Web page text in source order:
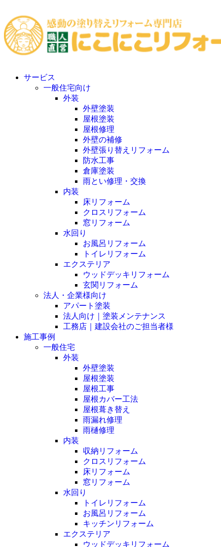
サービス
一般住宅向け
外装
外壁塗装
屋根塗装
屋根修理
外壁の補修
外壁張り替えリフォーム
防水工事
倉庫塗装
雨とい修理・交換
内装
床リフォーム
クロスリフォーム
窓リフォーム
水回り
お風呂リフォーム
トイレリフォーム
エクステリア
ウッドデッキリフォーム
玄関リフォーム
法人・企業様向け
アパート塗装
法人向け｜塗装メンテナンス
工務店｜建設会社のご担当者様
施工事例
一般住宅
外装
外壁塗装
屋根塗装
屋根工事
屋根カバー工法
屋根葺き替え
雨漏れ修理
雨樋修理
内装
収納リフォーム
クロスリフォーム
床リフォーム
窓リフォーム
水回り
トイレリフォーム
お風呂リフォーム
キッチンリフォーム
エクステリア
ウッドデッキリフォーム